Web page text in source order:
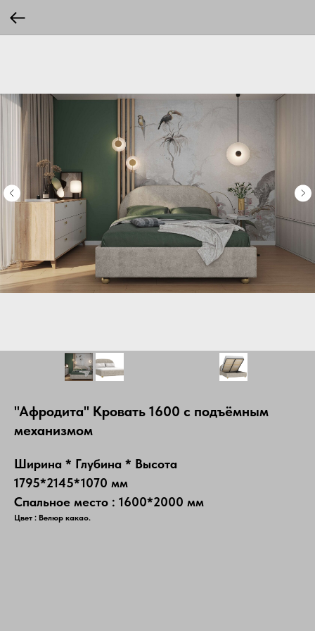
"Афродита" Кровать 1600 с подъёмным
механизмом
Ширина * Глубина * Высота
1795*2145*1070 мм
Спальное место : 1600*2000 мм
Цвет : Велюр какао.